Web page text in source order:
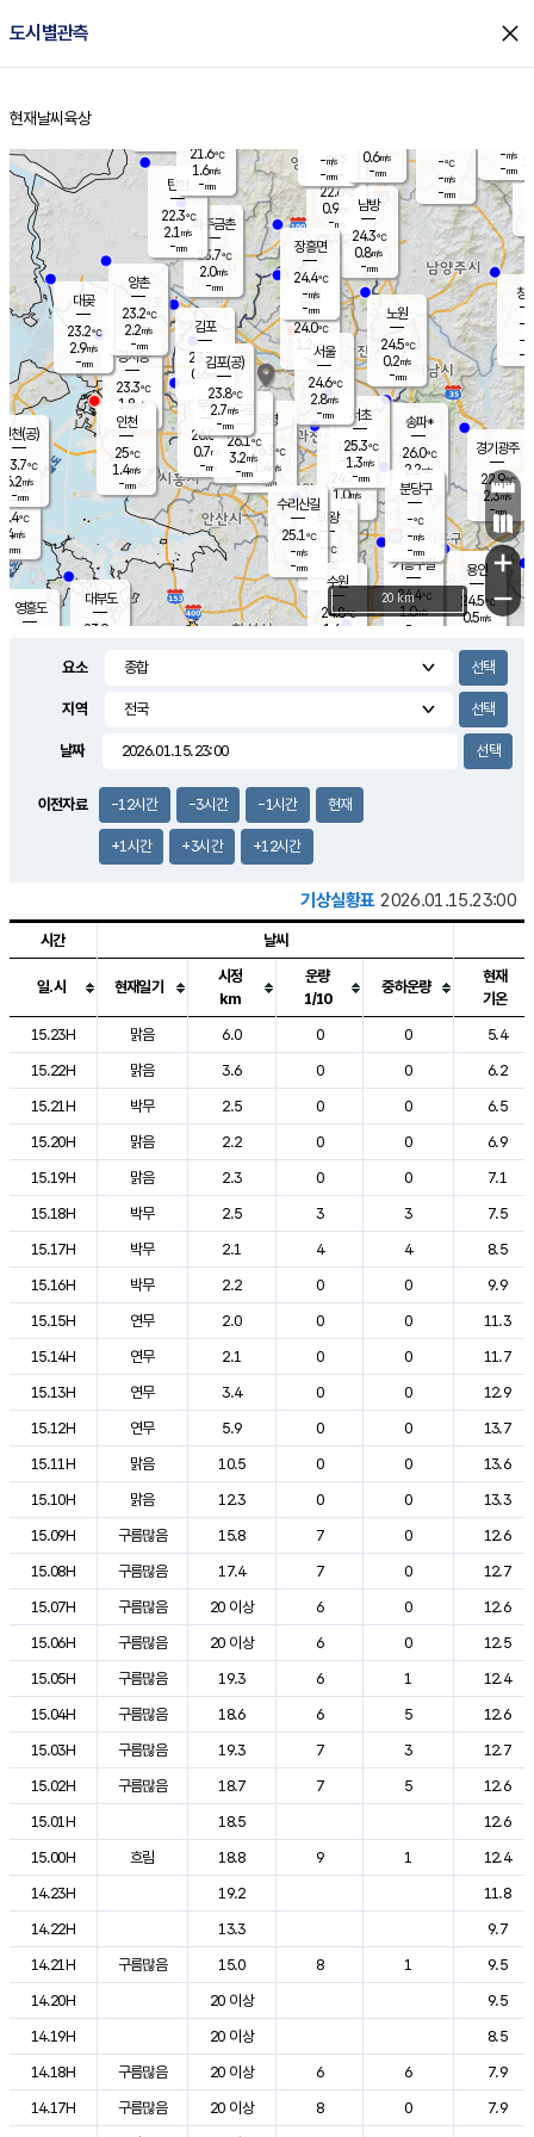
도시별관측 close
홈
현재날씨 육상
의도
℃
m/s
mm
영흥도
양주
22.6℃
0.9
-mm
과천
24.7℃
1.0m/s
- mm
용인
24.5℃
0.5m/s
경기광주
22.9℃
2.3m/s
-mm
1.7m/s
대부도
23.9
경서동
23.3℃
1.8 m/s
-mm
파주금촌
23.7℃
2.0m/s
-mm
-℃
-m/s
-mm
대곶
23.2℃
2.9m/s
-mm
창
-
-m/
-
탄현
22.3℃
2.1 m/s
-mm
-m/s
-mm
의왕
- ℃
m/s
mm
김포
23.7℃
0.6 m/s
mm
광명
26.3 ℃
1.4 m/s
-mm
부천
26.0℃
0.7m/s
-mm
양촌
23.2℃
2.2m/s
-mm
구로
26.1℃
3.2m/s
-mm
은평
24.0℃
1.2 m/s
- mm
노원
24.5℃
0.2m/s
-mm
송파*
26.0℃
2.2m/s
-mm
서초
25.3℃
1.3m/s
-mm
남방
24.3℃
0.8m/s
-mm
기흥구갈
24.4℃
1.0m/s
-
수리산길
25.1℃
-m/s
-mm
분당구
-℃
-m/s
-mm
장흥면
24.4℃
-m/s
-mm
-m/s
-mm
인천(공)
23.7℃
6.2m/s
-mm
김포(공)
23.8℃
2.7m/s
-mm
수원
24.8℃
1.6 m/s
인천
25℃
1.4m/s
-mm
서울
24.6℃
2.8m/s
-mm
21.6℃
1.6m/s
-mm
0.6m/s
-mm
+
−
20 km
요소
지역
날짜
이전자료 -12시간 -3시간 -1시간 현재
+1시간 +3시간 +12시간
기상실황표 2026.01.15.23:00
도시별 기상실황표로 지점, 날씨, 기온, 강수, 바람, 기압등을 안내한 표입
시간 날씨
일.시 현재일기
시정
km
운량
1/10
중하운량
현재
기온
15.23H
맑음 6.0 0 0
5.4
15.22H
맑음 3.6 0 0
6.2
15.21H
박무 2.5 0 0
6.5
15.20H
맑음 2.2 0 0
6.9
15.19H
맑음 2.3 0 0
7.1
15.18H
박무 2.5 3 3
7.5
15.17H
박무 2.1 4 4
8.5
15.16H
박무 2.2 0 0
9.9
15.15H
연무 2.0 0 0
11.3
15.14H
연무 2.1 0 0
11.7
15.13H
연무 3.4 0 0
12.9
15.12H
연무 5.9 0 0
13.7
15.11H
맑음 10.5 0 0
13.6
15.10H
맑음 12.3 0 0
13.3
15.09H
구름많음 15.8 7 0
12.6
15.08H
구름많음 17.4 7 0
12.7
15.07H
구름많음 20 이상 6 0
12.6
15.06H
구름많음 20 이상 6 0
12.5
15.05H
구름많음 19.3 6 1
12.4
15.04H
구름많음 18.6 6 5
12.6
15.03H
구름많음 19.3 7 3
12.7
15.02H
구름많음 18.7 7 5
12.6
15.01H
18.5
12.6
15.00H
흐림 18.8 9 1
12.4
14.23H
19.2
11.8
14.22H
13.3
9.7
14.21H
구름많음 15.0 8 1
9.5
14.20H
20 이상
9.5
14.19H
20 이상
8.5
14.18H
구름많음 20 이상 6 6
7.9
14.17H
구름많음 20 이상 8 0
7.9